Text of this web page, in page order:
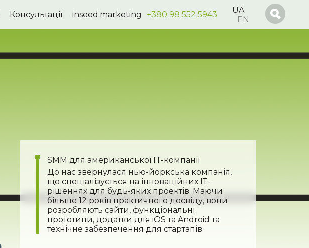
Консультації inseed.marketing +380 98 552 5943
UA
EN
SMM для американської IT-компанії
До нас звернулася нью-йоркська компанія,
що спеціалізується на інноваційних ІТ-
рішеннях для будь-яких проектів. Маючи
більше 12 років практичного досвіду, вони
розробляють сайти, функціональні
прототипи, додатки для iOS та Android та
технічне забезпечення для стартапів.